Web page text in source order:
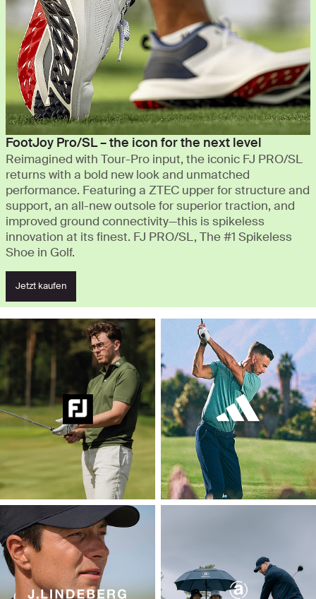
FootJoy Pro/SL – the icon for the next level
Reimagined with Tour-Pro input, the iconic FJ PRO/SL
returns with a bold new look and unmatched
performance. Featuring a ZTEC upper for structure and
support, an all-new outsole for superior traction, and
improved ground connectivity—this is spikeless
innovation at its finest. FJ PRO/SL, The #1 Spikeless
Shoe in Golf.
Jetzt kaufen